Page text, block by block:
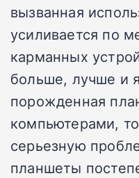
вызванная
усиливается по
карманных
больше, лучше и
порожденная
компьютерами,
серьезную
планшеты